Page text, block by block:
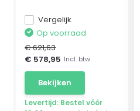
Vergelijk
Op voorraad
€ 621,63
€ 578,95 Incl. btw
Bekijken
Levertijd: Bestel vóór